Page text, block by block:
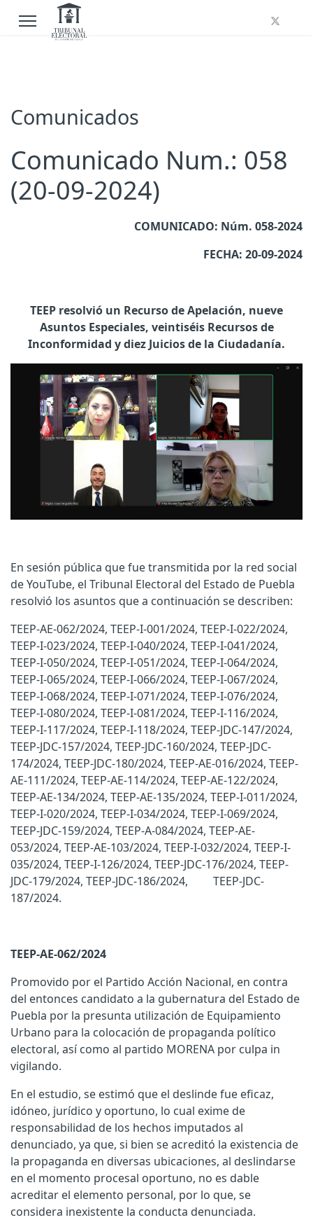
Comunicados
Comunicado Num.: 058
(20-09-2024)
COMUNICADO: Núm. 058-2024
FECHA: 20-09-2024
TEEP resolvió un Recurso de Apelación, nueve
Asuntos Especiales, veintiséis Recursos de
Inconformidad y diez Juicios de la Ciudadanía.
En sesión pública que fue transmitida por la red social
de YouTube, el Tribunal Electoral del Estado de Puebla
resolvió los asuntos que a continuación se describen:
TEEP-AE-062/2024, TEEP-I-001/2024, TEEP-I-022/2024,
TEEP-I-023/2024, TEEP-I-040/2024, TEEP-I-041/2024,
TEEP-I-050/2024, TEEP-I-051/2024, TEEP-I-064/2024,
TEEP-I-065/2024, TEEP-I-066/2024, TEEP-I-067/2024,
TEEP-I-068/2024, TEEP-I-071/2024, TEEP-I-076/2024,
TEEP-I-080/2024, TEEP-I-081/2024, TEEP-I-116/2024,
TEEP-I-117/2024, TEEP-I-118/2024, TEEP-JDC-147/2024,
TEEP-JDC-157/2024, TEEP-JDC-160/2024, TEEP-JDC-
174/2024, TEEP-JDC-180/2024, TEEP-AE-016/2024, TEEP-
AE-111/2024, TEEP-AE-114/2024, TEEP-AE-122/2024,
TEEP-AE-134/2024, TEEP-AE-135/2024, TEEP-I-011/2024,
TEEP-I-020/2024, TEEP-I-034/2024, TEEP-I-069/2024,
TEEP-JDC-159/2024, TEEP-A-084/2024, TEEP-AE-
053/2024, TEEP-AE-103/2024, TEEP-I-032/2024, TEEP-I-
035/2024, TEEP-I-126/2024, TEEP-JDC-176/2024, TEEP-
JDC-179/2024, TEEP-JDC-186/2024, TEEP-JDC-
187/2024.
TEEP-AE-062/2024
Promovido por el Partido Acción Nacional, en contra
del entonces candidato a la gubernatura del Estado de
Puebla por la presunta utilización de Equipamiento
Urbano para la colocación de propaganda político
electoral, así como al partido MORENA por culpa in
vigilando.
En el estudio, se estimó que el deslinde fue eficaz,
idóneo, jurídico y oportuno, lo cual exime de
responsabilidad de los hechos imputados al
denunciado, ya que, si bien se acreditó la existencia de
la propaganda en diversas ubicaciones, al deslindarse
en el momento procesal oportuno, no es dable
acreditar el elemento personal, por lo que, se
considera inexistente la conducta denunciada.